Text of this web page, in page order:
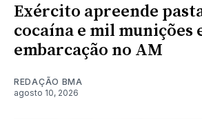
Exército apreende
cocaína e mil munições
embarcação no AM
REDAÇÃO BMA
agosto 10, 2026